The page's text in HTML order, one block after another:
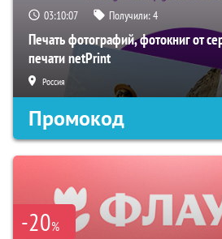
03:10:06 Получили:4
Печать фотографий, фотокниг от
печати netPrint
Россия
Промокод
-20%